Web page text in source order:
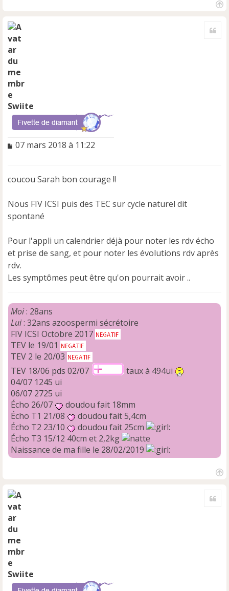
Swiite
M
a
e
n
o
l
u
07 mars 2018 à 11:22
coucou Sarah bon courage !!
Nous FIV ICSI puis des TEC sur cycle naturel dit
spontané
Pour l'appli un calendrier déjà pour noter les rdv écho
et prise de sang, et pour noter les évolutions rdv après
rdv.
Les symptômes peut être qu'on pourrait avoir ..
Moi: 28ans
Lui: 32ans azoospermi sécrétoire
FIV ICSI Octobre 2017
TEV le 19/01
TEV 2 le 20/03
TEV 18/06 pds 02/07
taux à 494ui
04/07 1245 ui
06/07 2725 ui
Écho 26/07
doudou fait 18mm
Écho T1 21/08
doudou fait 5,4cm
Écho T2 23/10
doudou fait 25cm
Écho T3 15/12 40cm et 2,2kg
Naissance de ma fille le 28/02/2019
Swiite